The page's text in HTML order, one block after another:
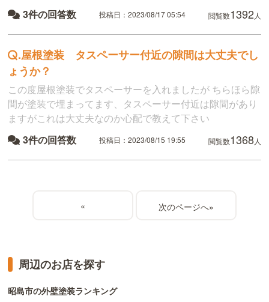
3件の回答数 投稿日：2023/08/17 05:54 閲覧数1392人
.屋根塗装 タスペーサー付近の隙間は大丈夫でし
ょうか？
この度屋根塗装でタスペーサーを入れましたが ちらほら隙
間が塗装で埋まってます、タスペーサー付近は隙間があり
ますがこれは大丈夫なのか心配で教えて下さい
3件の回答数 投稿日：2023/08/15 19:55 閲覧数1368人
« »
周辺のお店を探す
昭島市の外壁塗装ランキング